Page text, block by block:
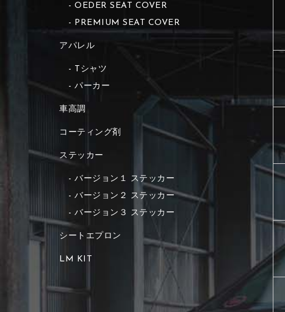
OEDER SEAT COVER
PREMIUM SEAT COVER
アパレル
Tシャツ
パーカー
車高調
コーティング剤
ステッカー
バージョン１ ステッカー
バージョン２ ステッカー
バージョン３ ステッカー
シートエプロン
LM KIT